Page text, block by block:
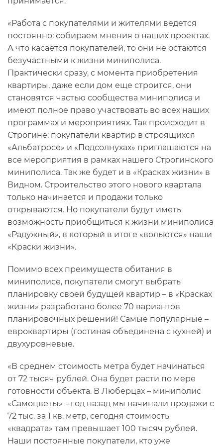
«Работа с покупателями и жителями ведется
постоянно: собираем мнения о наших проектах.
А что касается покупателей, то они не остаются
безучастными к жизни миниполиса.
Практически сразу, с момента приобретения
квартиры, даже если дом еще строится, они
становятся частью сообщества миниполиса и
имеют полное право участвовать во всех наших
программах и мероприятиях. Так происходит в
Строгине: покупатели квартир в строящихся
«Альбатросе» и «Подсолнухах» приглашаются на
все мероприятия в рамках нашего Строгинского
миниполиса. Так же будет и в «Красках жизни» в
Видном. Строительство этого нового квартала
только начинается и продажи только
открываются. Но покупатели будут иметь
возможность приобщиться к жизни миниполиса
«Радужный», в который в итоге «вольются» наши
«Краски жизни».
Помимо всех преимуществ обитания в
миниполисе, покупатели смогут выбрать
планировку своей будущей квартир – в «Красках
жизни» разработано более 70 вариантов
планировочных решений! Самые популярные –
евроквартиры (гостиная объединена с кухней) и
двухуровневые.
«В среднем стоимость метра будет начинаться
от 72 тысяч рублей. Она будет расти по мере
готовности объекта. В Люберцах – миниполис
«Самоцветы» – год назад мы начинали продажи с
72 тыс. за 1 кв. метр, сегодня стоимость
«квадрата» там превышает 100 тысяч рублей.
Наши постоянные покупатели, кто уже